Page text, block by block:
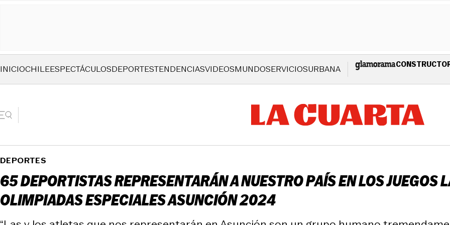
INICIOCHILEESPECTÁCULOSDEPORTESTENDENCIASVIDEOSMUNDOSERVICIOSURBANA
DEPORTES
65 DEPORTISTAS REPRESENTARÁN A NUESTRO PAÍS EN LOS JUEGOS
OLIMPIADAS ESPECIALES ASUNCIÓN 2024